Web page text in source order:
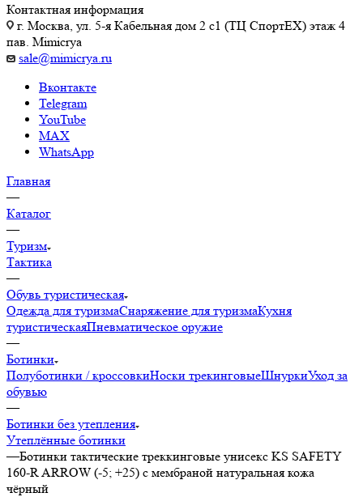
Контактная информация
г. Москва, ул. 5-я Кабельная дом 2 с1 (ТЦ СпортEX) этаж 4
пав. Mimicrya
sale@mimicrya.ru
Вконтакте
Telegram
YouTube
MAX
WhatsApp
Главная
—
Каталог
—
Туризм
Тактика
—
Обувь туристическая
Одежда для туризмаСнаряжение для туризмаКухня
туристическаяПневматическое оружие
—
Ботинки
Полуботинки / кроссовкиНоски трекинговыеШнуркиУход за
обувью
—
Ботинки без утепления
Утеплённые ботинки
—Ботинки тактические треккинговые унисекс KS SAFETY
160-R ARROW (-5; +25) с мембраной натуральная кожа
чёрный